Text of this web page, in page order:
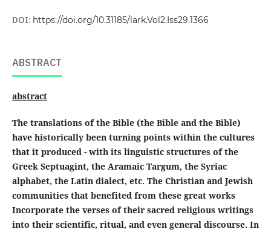
DOI: https://doi.org/10.31185/lark.Vol2.Iss29.1366
ABSTRACT
abstract
The translations of the Bible (the Bible and the Bible)
have historically been turning points within the cultures
that it produced - with its linguistic structures of the
Greek Septuagint, the Aramaic Targum, the Syriac
alphabet, the Latin dialect, etc. The Christian and Jewish
communities that benefited from these great works
Incorporate the verses of their sacred religious writings
into their scientific, ritual, and even general discourse. In